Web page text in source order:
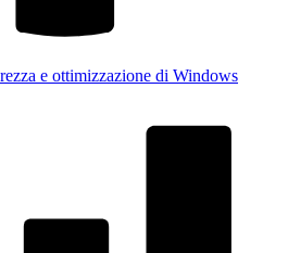
e ottimizzazione di Windows